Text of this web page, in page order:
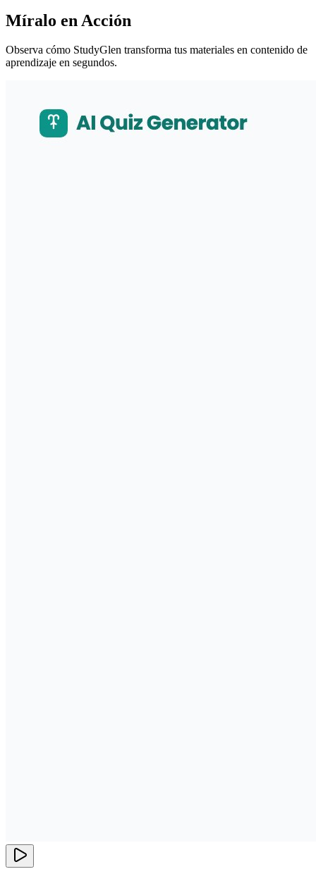
Míralo en Acción
Observa cómo StudyGlen transforma tus materiales en contenido de
aprendizaje en segundos.